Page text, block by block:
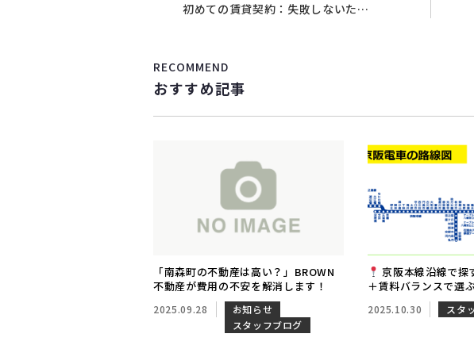
初めての賃貸契約：失敗しないため
RECOMMEND
おすすめ記事
「南森町の不動産は高い？」BROWN
不動産が費用の不安を解消します！
2025.09.28
お知らせ
スタッフブログ
京阪本線沿線で探
＋賃料バランスで選
2025.10.30 スタ